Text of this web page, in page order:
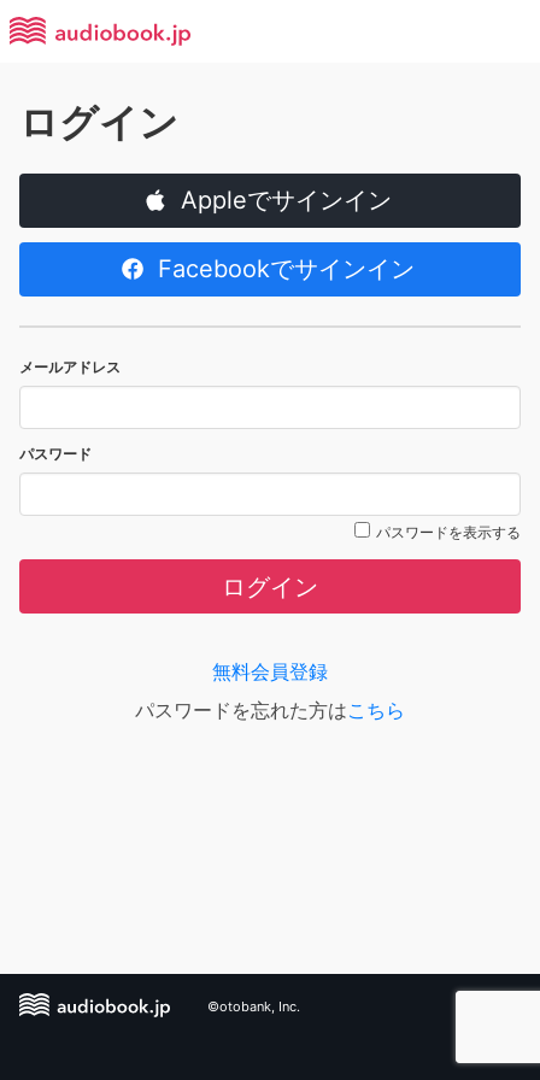
ログイン
Appleでサインイン
Facebookでサインイン
メールアドレス
パスワード
パスワードを表示する
ログイン
無料会員登録
パスワードを忘れた方はこちら
©otobank, Inc.